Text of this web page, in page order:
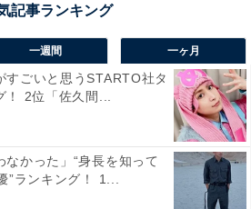
ら見る洞爺湖が素晴らしく幻想的
佐賀県）、「透明度の高い青い湖
なす景色が美しく、まさに絶景だ
京都）、「特に洞爺湖はとても綺
湖の風景が素敵だった」（20代男
声が集まりました。
一週間 一ヶ月
すごいと思うSTARTO社タ
！ 2位「佐久間...
なかった」“身長を知って
”ランキング！ 1...